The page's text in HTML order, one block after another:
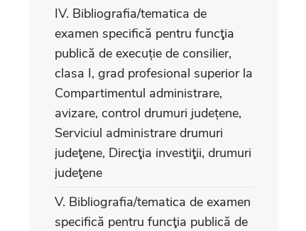
IV. Bibliografia/tematica de
examen specifică pentru funcţia
publică de execuție de consilier,
clasa I, grad profesional superior la
Compartimentul administrare,
avizare, control drumuri județene,
Serviciul administrare drumuri
judeţene, Direcţia investiţii, drumuri
judeţene
V. Bibliografia/tematica de examen
specifică pentru funcţia publică de